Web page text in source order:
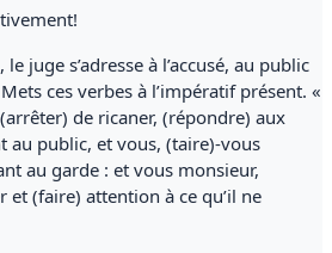
juge s’adresse à l’accusé, au public
ces verbes à l’impératif présent. «
de ricaner, (répondre) aux
au public, et vous, (taire)-vous
au garde : et vous monsieur,
(faire) attention à ce qu’il ne